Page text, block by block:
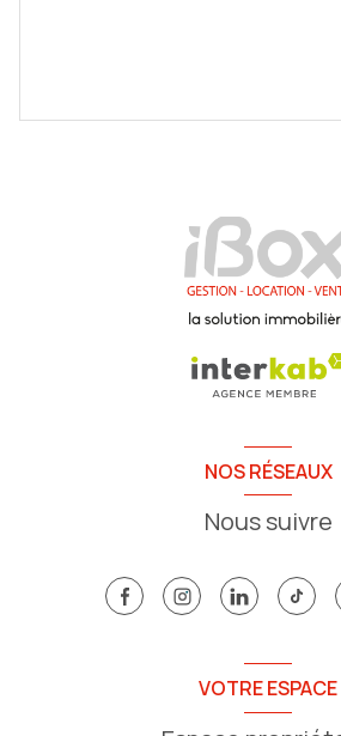
NOS RÉSEAUX
Nous suivre
VOTRE ESPACE